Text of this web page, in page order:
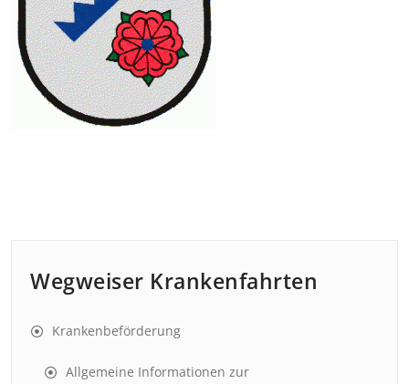
Wegweiser Krankenfahrten
Krankenbeförderung
Allgemeine Informationen zur